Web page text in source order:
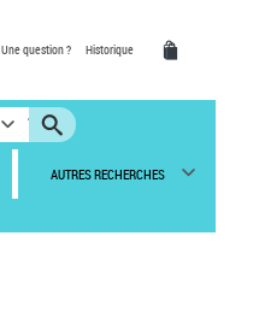
Une question ? Historique
AUTRES RECHERCHES